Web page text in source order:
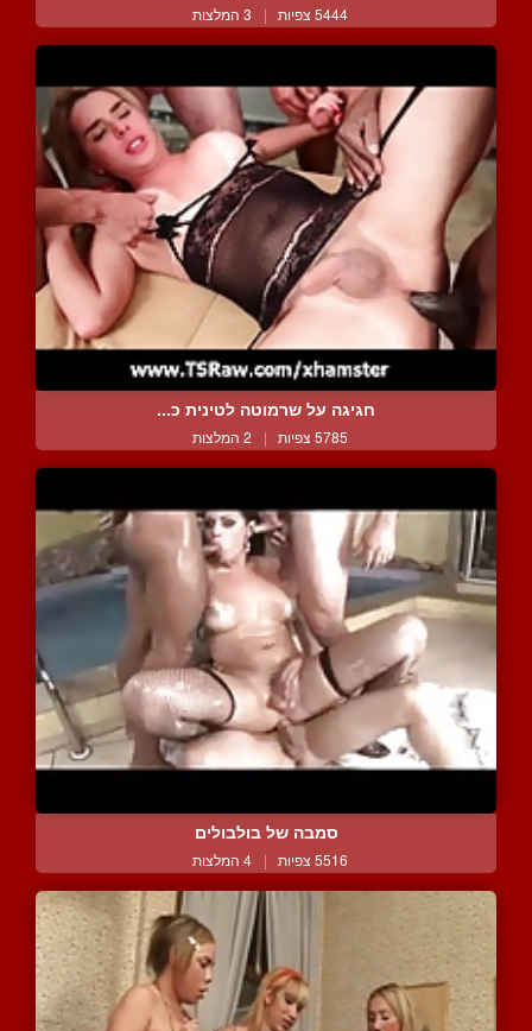
5444 צפיות | 3 המלצות
חגיגה על שרמוטה לטינית כ...
5785 צפיות | 2 המלצות
סמבה של בולבולים
5516 צפיות | 4 המלצות